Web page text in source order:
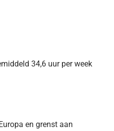
34,6 uur per week
en grenst aan